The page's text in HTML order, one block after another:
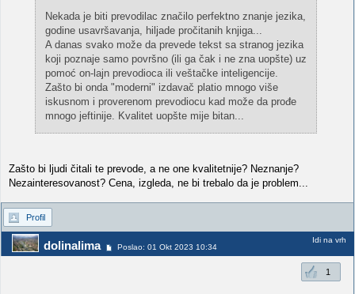
Nekada je biti prevodilac značilo perfektno znanje jezika,
godine usavršavanja, hiljade pročitanih knjiga...
A danas svako može da prevede tekst sa stranog jezika
koji poznaje samo površno (ili ga čak i ne zna uopšte) uz
pomoć on-lajn prevodioca ili veštačke inteligencije.
Zašto bi onda "moderni" izdavač platio mnogo više
iskusnom i proverenom prevodiocu kad može da prođe
mnogo jeftinije. Kvalitet uopšte mije bitan...
Zašto bi ljudi čitali te prevode, a ne one kvalitetnije? Neznanje?
Nezainteresovanost? Cena, izgleda, ne bi trebalo da je problem...
Profil
dolinalima Poslao: 01 Okt 2023 10:34
Idi na vrh
1